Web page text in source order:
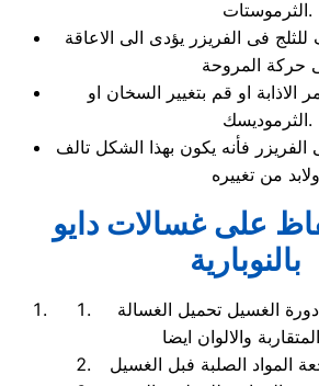
الثرموستات.
فى الفريزر يؤدى الى الاعاقة
حركة المروحة
الاذابة او قم بتغيير السخان او
الثرموديسك.
فأنه يكون بهذا الشكل تالف
على غسالات دايو
بالنوبارية
الغسيل تحميل الغسالة